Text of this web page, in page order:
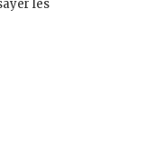
les